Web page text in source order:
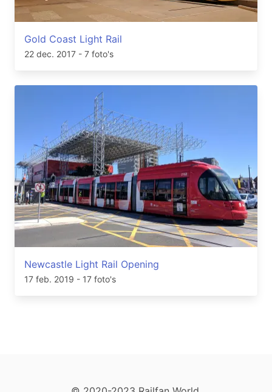
Gold Coast Light Rail
22 dec. 2017 - 7 foto's
Newcastle Light Rail Opening
17 feb. 2019 - 17 foto's